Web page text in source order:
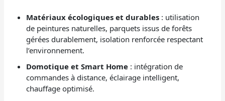
Matériaux écologiques et durables : utilisation
de peintures naturelles, parquets issus de forêts
gérées durablement, isolation renforcée respectant
l’environnement.
Domotique et Smart Home : intégration de
commandes à distance, éclairage intelligent,
chauffage optimisé.